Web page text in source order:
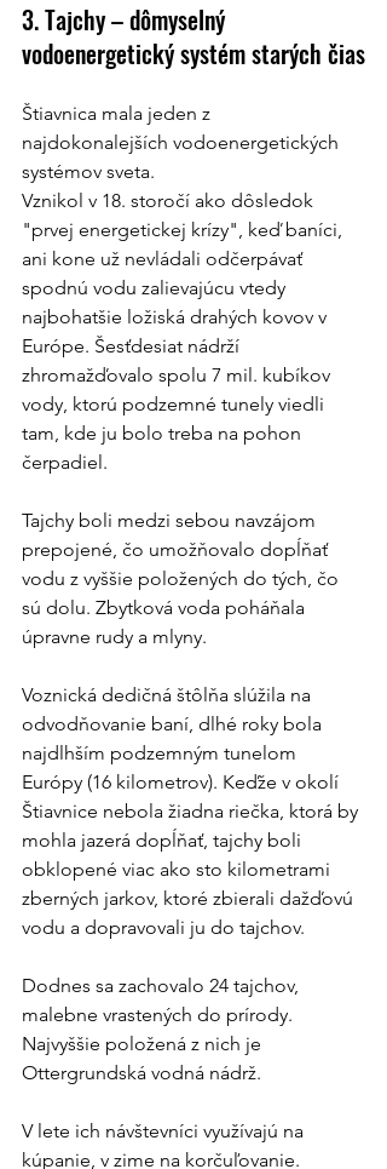
3. Tajchy – dômyselný
vodoenergetický systém starých čias
Štiavnica mala jeden z
najdokonalejších vodoenergetických
systémov sveta.
Vznikol v 18. storočí ako dôsledok
"prvej energetickej krízy", keď baníci,
ani kone už nevládali odčerpávať
spodnú vodu zalievajúcu vtedy
najbohatšie ložiská drahých kovov v
Európe. Šesťdesiat nádrží
zhromažďovalo spolu 7 mil. kubíkov
vody, ktorú podzemné tunely viedli
tam, kde ju bolo treba na pohon
čerpadiel.
Tajchy boli medzi sebou navzájom
prepojené, čo umožňovalo dopĺňať
vodu z vyššie položených do tých, čo
sú dolu. Zbytková voda poháňala
úpravne rudy a mlyny.
Voznická dedičná štôlňa slúžila na
odvodňovanie baní, dlhé roky bola
najdlhším podzemným tunelom
Európy (16 kilometrov). Keďže v okolí
Štiavnice nebola žiadna riečka, ktorá by
mohla jazerá dopĺňať, tajchy boli
obklopené viac ako sto kilometrami
zberných jarkov, ktoré zbierali dažďovú
vodu a dopravovali ju do tajchov.
Dodnes sa zachovalo 24 tajchov,
malebne vrastených do prírody.
Najvyššie položená z nich je
Ottergrundská vodná nádrž.
V lete ich návštevníci využívajú na
kúpanie, v zime na korčuľovanie.